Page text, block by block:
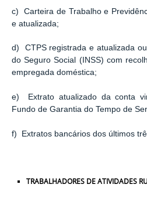
c) Carteira de Trabalho e
e atualizada;
d) CTPS registrada e atualizada
do Seguro Social (INSS) com
empregada doméstica;
e) Extrato atualizado da conta
Fundo de Garantia do Tempo de
f) Extratos bancários dos últimos
TRABALHADORES DE ATIVIDADES